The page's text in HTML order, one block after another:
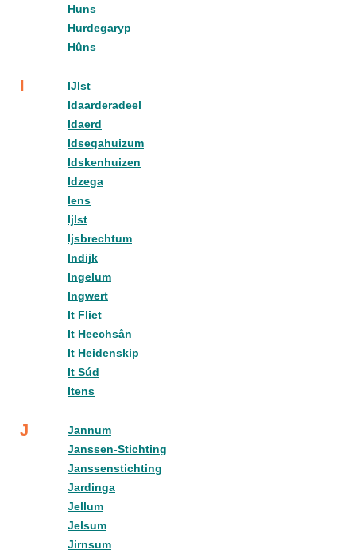
Huns
Hurdegaryp
Hûns
I
IJlst
Idaarderadeel
Idaerd
Idsegahuizum
Idskenhuizen
Idzega
Iens
Ijlst
Ijsbrechtum
Indijk
Ingelum
Ingwert
It Fliet
It Heechsân
It Heidenskip
It Súd
Itens
J
Jannum
Janssen-Stichting
Janssenstichting
Jardinga
Jellum
Jelsum
Jirnsum